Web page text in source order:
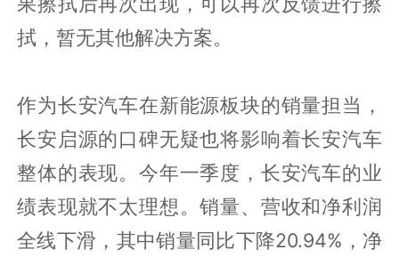
拭，暂无其他解决方案。
作为长安汽车在新能源板块的销量担当，
长安启源的口碑无疑也将影响着长安汽车
整体的表现。今年一季度，长安汽车的业
绩表现就不太理想。销量、营收和净利润
全线下滑，其中销量同比下降20.94%，净